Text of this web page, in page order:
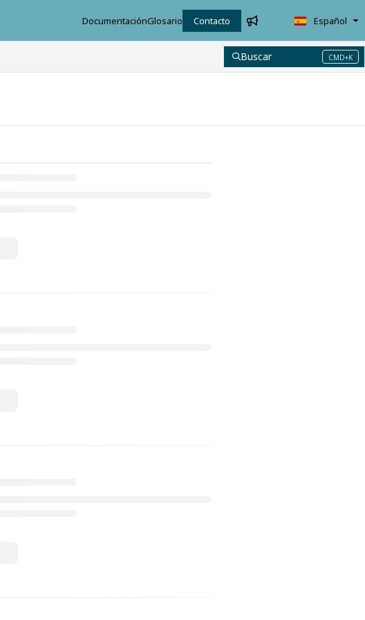
DocumentaciónGlosario Contacto Español
Buscar CMD+K
Press CMD+K to open search